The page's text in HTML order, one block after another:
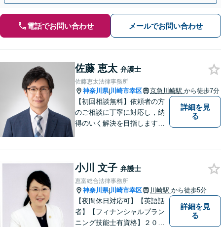
電話でお問い合わせ メールでお問い合わせ
佐藤 恵太 弁護士
佐藤恵太法律事務所
神奈川県|川崎市幸区 京急川崎駅 から徒歩7分
【初回相談無料】依頼者の方
のご相談に丁寧に対応し，納
得のいく解決を目指します。
詳細を見
る
小川 文子 弁護士
恵富総合法律事務所
神奈川県|川崎市幸区 川崎駅 から徒歩5分
【夜間休日対応可】【英語話
者】【フィナンシャルプラン
ニング技能士有資格】２０年
詳細を見
る